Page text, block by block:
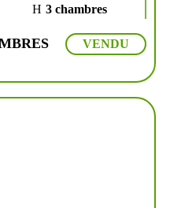
3 chambres
VENDU